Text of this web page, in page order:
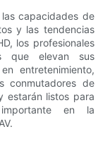
capacidades de
y las tendencias
los profesionales
que elevan sus
entretenimiento,
conmutadores de
estarán listos para
en la